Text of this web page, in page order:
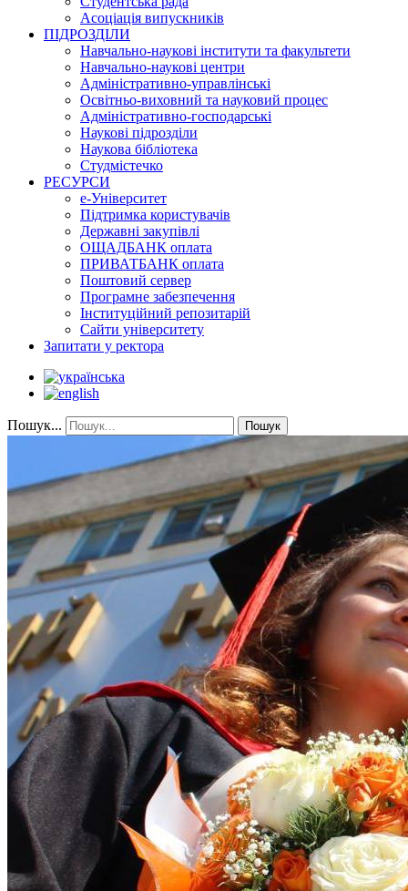
Асоціація випускників
ПІДРОЗДІЛИ
Навчально-наукові інститути та факультети
Навчально-наукові центри
Адміністративно-управлінські
Освітньо-виховний та науковий процес
Адміністративно-господарські
Наукові підрозділи
Наукова бібліотека
Студмістечко
РЕСУРСИ
е-Університет
Підтримка користувачів
Державні закупівлі
ОЩАДБАНК оплата
ПРИВАТБАНК оплата
Поштовий сервер
Програмне забезпечення
Інституційний репозитарій
Сайти університету
Запитати у ректора
Пошук... Пошук